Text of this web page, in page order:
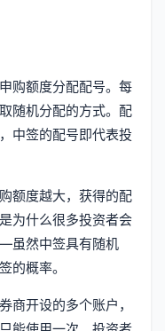
购额度分配配号。每
随机分配的方式。配
中签的配号即代表投
额度越大，获得的配
为什么很多投资者会
虽然中签具有随机
的概率。
商开设的多个账户，